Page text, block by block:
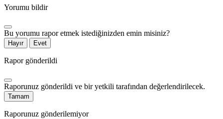
Yorumu bildir
Bu yorumu rapor etmek istediğinizden emin misiniz?
Hayır Evet
Rapor gönderildi
Raporunuz gönderildi ve bir yetkili tarafından değerlendirilecek.
Tamam
Raporunuz gönderilemiyor